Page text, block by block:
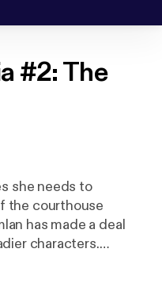
#2: The
she needs to
the courthouse
has made a deal
characters.
but